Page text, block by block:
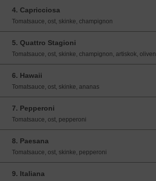
4. Capricciosa
Tomatsauce, ost, skinke, champignon
5. Quattro Stagioni
Tomatsauce, ost, skinke, champignon, artiskok, oliven
6. Hawaii
Tomatsauce, ost, skinke, ananas
7. Pepperoni
Tomatsauce, ost, pepperoni
8. Paesana
Tomatsauce, ost, skinke, pepperoni
9. Italiana